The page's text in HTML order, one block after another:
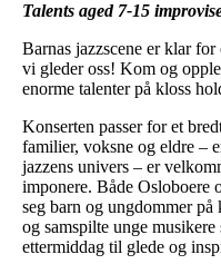
Talents aged 7-15
Barnas jazzscene er klar
vi gleder oss! Kom og
enorme talenter på kloss
Konserten passer for et
familier, voksne og eldre –
jazzens univers – er
imponere. Både Osloboere
seg barn og ungdommer
og samspilte unge
ettermiddag til glede og